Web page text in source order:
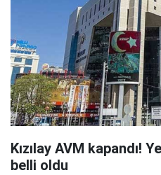
Kızılay AVM kapandı!
belli oldu